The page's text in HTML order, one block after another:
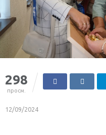
298
просм.
12/09/2024